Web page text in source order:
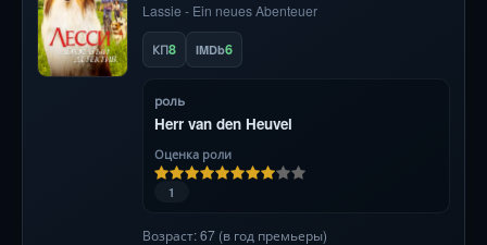
Lassie - Ein neues Abenteuer
КП8 IMDb6
роль
Herr van den Heuvel
Оценка роли
1
Возраст: 67 (в год премьеры)